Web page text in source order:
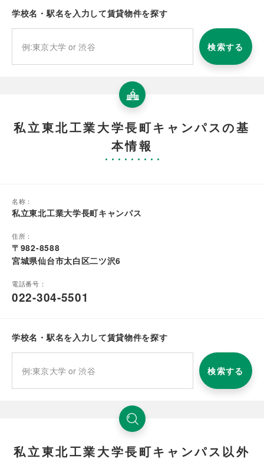
学校名・駅名を入力して賃貸物件を探す
検索する
私立東北工業大学長町キャンパスの基
本情報
名称：
私立東北工業大学長町キャンパス
住所：
〒982-8588
宮城県仙台市太白区二ツ沢6
電話番号：
022-304-5501
学校名・駅名を入力して賃貸物件を探す
検索する
私立東北工業大学長町キャンパス以外